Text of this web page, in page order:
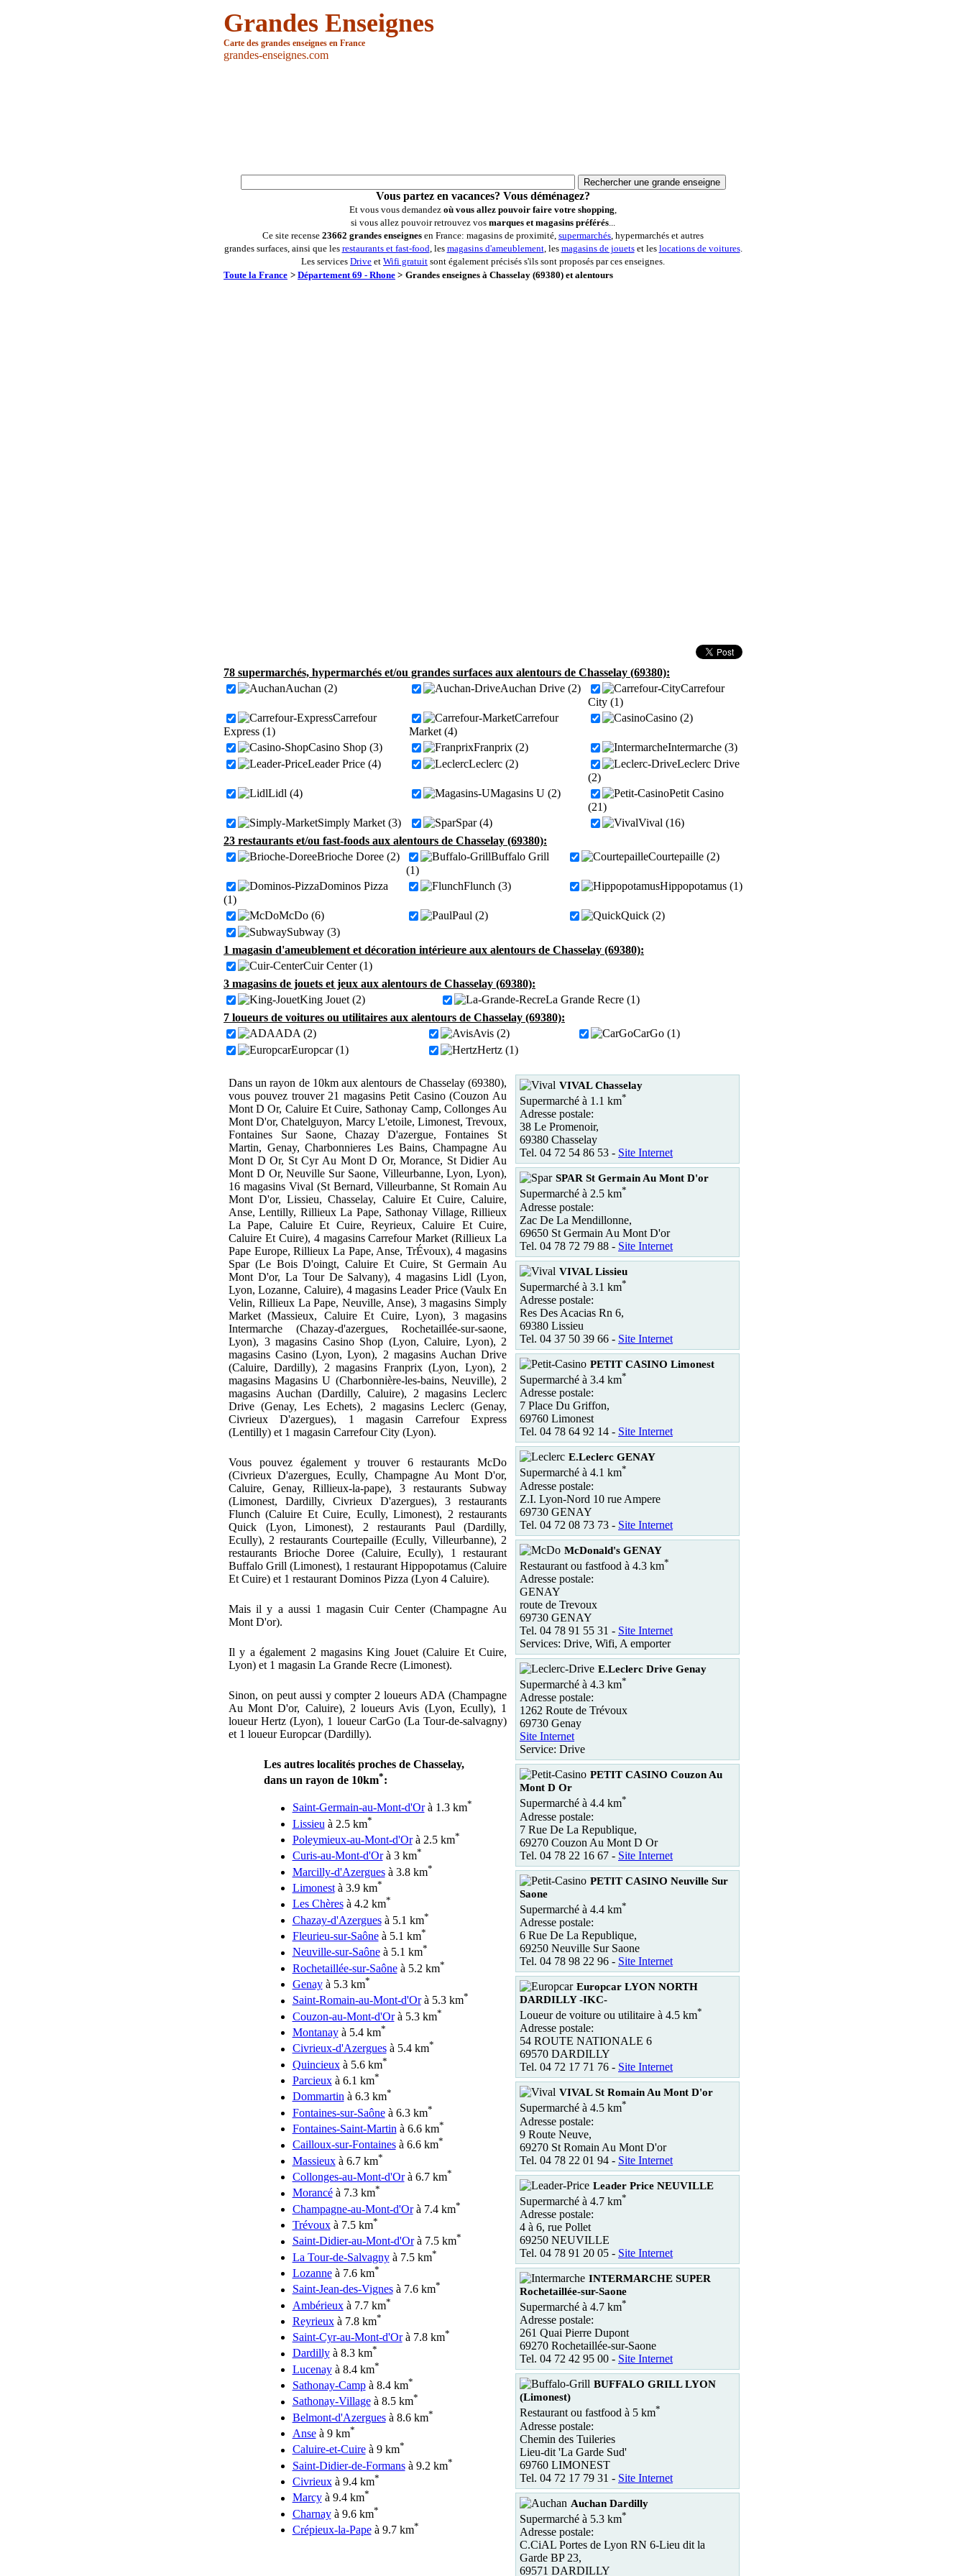
Grandes Enseignes
Carte des grandes enseignes en France
grandes-enseignes.com
Vous partez en vacances? Vous déménagez?
Et vous vous demandez où vous allez pouvoir faire votre shopping,
si vous allez pouvoir retrouvez vos marques et magasins préférés...
Ce site recense 23662 grandes enseignes en France: magasins de proximité, supermarchés, hypermarchés et autres
grandes surfaces, ainsi que les restaurants et fast-food, les magasins d'ameublement, les magasins de jouetset les locations de voitures.
Les services Drive et Wifi gratuit sont également précisés s'ils sont proposés par ces enseignes.
Toute la France > Département 69 - Rhone > Grandes enseignes à Chasselay (69380) et alentours
78 supermarchés, hypermarchés et/ou grandes surfaces aux alentours de Chasselay (69380):
Auchan (2)
Auchan Drive (2)
Carrefour
City (1)
Carrefour
Express (1)
Carrefour
Market (4)
Casino (2)
Casino Shop (3) Franprix (2)
Intermarche (3)
Leader Price (4)
Leclerc (2)
Leclerc Drive
(2)
Lidl (4)
Magasins U (2)
Petit Casino
(21)
Simply Market (3)
Spar (4)
Vival (16)
23 restaurants et/ou fast-foods aux alentours de Chasselay (69380):
Brioche Doree (2)
Buffalo Grill
(1)
Courtepaille (2)
Dominos Pizza
(1)
Flunch (3) Hippopotamus (1)
McDo (6) Paul (2)
Quick (2)
Subway (3)
1 magasin d'ameublement et décoration intérieure aux alentours de Chasselay (69380):
Cuir Center (1)
3 magasins de jouets et jeux aux alentours de Chasselay (69380):
King Jouet (2)
La Grande Recre (1)
7 loueurs de voitures ou utilitaires aux alentours de Chasselay (69380):
ADA (2)
Avis (2)
CarGo (1)
Europcar (1)
Hertz (1)
Dans un rayon de 10km aux alentours de Chasselay (69380),
vous pouvez trouver 21 magasins Petit Casino (Couzon Au
Mont D Or, Caluire Et Cuire, Sathonay Camp, Collonges Au
Mont D'or, Chatelguyon, Marcy L'etoile, Limonest, Trevoux,
Fontaines Sur Saone, Chazay D'azergue, Fontaines St
Martin, Genay, Charbonnieres Les Bains, Champagne Au
Mont D Or, St Cyr Au Mont D Or, Morance, St Didier Au
Mont D Or, Neuville Sur Saone, Villeurbanne, Lyon, Lyon),
16 magasins Vival (St Bernard, Villeurbanne, St Romain Au
Mont D'or, Lissieu, Chasselay, Caluire Et Cuire, Caluire,
Anse, Lentilly, Rillieux La Pape, Sathonay Village, Rillieux
La Pape, Caluire Et Cuire, Reyrieux, Caluire Et Cuire,
Caluire Et Cuire), 4 magasins Carrefour Market (Rillieux La
Pape Europe, Rillieux La Pape, Anse, TrÉvoux), 4 magasins
Spar (Le Bois D'oingt, Caluire Et Cuire, St Germain Au
Mont D'or, La Tour De Salvany), 4 magasins Lidl (Lyon,
Lyon, Lozanne, Caluire), 4 magasins Leader Price (Vaulx En
Velin, Rillieux La Pape, Neuville, Anse), 3 magasins Simply
Market (Massieux, Caluire Et Cuire, Lyon), 3 magasins
Intermarche (Chazay-d'azergues, Rochetaillée-sur-saone,
Lyon), 3 magasins Casino Shop (Lyon, Caluire, Lyon), 2
magasins Casino (Lyon, Lyon), 2 magasins Auchan Drive
(Caluire, Dardilly), 2 magasins Franprix (Lyon, Lyon), 2
magasins Magasins U (Charbonnière-les-bains, Neuville), 2
magasins Auchan (Dardilly, Caluire), 2 magasins Leclerc
Drive (Genay, Les Echets), 2 magasins Leclerc (Genay,
Civrieux D'azergues), 1 magasin Carrefour Express
(Lentilly) et 1 magasin Carrefour City (Lyon).
Vous pouvez également y trouver 6 restaurants McDo
(Civrieux D'azergues, Ecully, Champagne Au Mont D'or,
Caluire, Genay, Rillieux-la-pape), 3 restaurants Subway
(Limonest, Dardilly, Civrieux D'azergues), 3 restaurants
Flunch (Caluire Et Cuire, Ecully, Limonest), 2 restaurants
Quick (Lyon, Limonest), 2 restaurants Paul (Dardilly,
Ecully), 2 restaurants Courtepaille (Ecully, Villeurbanne), 2
restaurants Brioche Doree (Caluire, Ecully), 1 restaurant
Buffalo Grill (Limonest), 1 restaurant Hippopotamus (Caluire
Et Cuire) et 1 restaurant Dominos Pizza (Lyon 4 Caluire).
Mais il y a aussi 1 magasin Cuir Center (Champagne Au
Mont D'or).
Il y a également 2 magasins King Jouet (Caluire Et Cuire,
Lyon) et 1 magasin La Grande Recre (Limonest).
Sinon, on peut aussi y compter 2 loueurs ADA (Champagne
Au Mont D'or, Caluire), 2 loueurs Avis (Lyon, Ecully), 1
loueur Hertz (Lyon), 1 loueur CarGo (La Tour-de-salvagny)
et 1 loueur Europcar (Dardilly).
Les autres localités proches de Chasselay,
dans un rayon de 10km*:
Saint-Germain-au-Mont-d'Orà 1.3 km*
Lissieu à 2.5 km*
Poleymieux-au-Mont-d'Orà 2.5 km*
Curis-au-Mont-d'Orà 3 km*
Marcilly-d'Azerguesà 3.8 km*
Limonestà 3.9 km*
Les Chèresà 4.2 km*
Chazay-d'Azerguesà 5.1 km*
Fleurieu-sur-Saôneà 5.1 km*
Neuville-sur-Saôneà 5.1 km*
Rochetaillée-sur-Saôneà 5.2 km*
Genayà 5.3 km*
Saint-Romain-au-Mont-d'Orà 5.3 km*
Couzon-au-Mont-d'Orà 5.3 km*
Montanayà 5.4 km*
Civrieux-d'Azerguesà 5.4 km*
Quincieuxà 5.6 km*
Parcieuxà 6.1 km*
Dommartinà 6.3 km*
Fontaines-sur-Saôneà 6.3 km*
Fontaines-Saint-Martin à 6.6 km*
Cailloux-sur-Fontainesà 6.6 km*
Massieuxà 6.7 km*
Collonges-au-Mont-d'Orà 6.7 km*
Morancéà 7.3 km*
Champagne-au-Mont-d'Orà 7.4 km*
Trévouxà 7.5 km*
Saint-Didier-au-Mont-d'Orà 7.5 km*
La Tour-de-Salvagnyà 7.5 km*
Lozanneà 7.6 km*
Saint-Jean-des-Vignesà 7.6 km*
Ambérieuxà 7.7 km*
Reyrieuxà 7.8 km*
Saint-Cyr-au-Mont-d'Orà 7.8 km*
Dardillyà 8.3 km*
Lucenayà 8.4 km*
Sathonay-Campà 8.4 km*
Sathonay-Villageà 8.5 km*
Belmont-d'Azerguesà 8.6 km*
Anseà 9 km*
Caluire-et-Cuireà 9 km*
Saint-Didier-de-Formansà 9.2 km*
Civrieuxà 9.4 km*
Marcyà 9.4 km*
Charnayà 9.6 km*
Crépieux-la-Papeà 9.7 km*
VIVAL Chasselay
Supermarché à 1.1 km*
Adresse postale:
38 Le Promenoir,
69380 Chasselay
Tel. 04 72 54 86 53 - Site Internet
SPAR St Germain Au Mont D'or
Supermarché à 2.5 km*
Adresse postale:
Zac De La Mendillonne,
69650 St Germain Au Mont D'or
Tel. 04 78 72 79 88 - Site Internet
VIVAL Lissieu
Supermarché à 3.1 km*
Adresse postale:
Res Des Acacias Rn 6,
69380 Lissieu
Tel. 04 37 50 39 66 - Site Internet
PETIT CASINO Limonest
Supermarché à 3.4 km*
Adresse postale:
7 Place Du Griffon,
69760 Limonest
Tel. 04 78 64 92 14 - Site Internet
E.Leclerc GENAY
Supermarché à 4.1 km*
Adresse postale:
Z.I. Lyon-Nord 10 rue Ampere
69730 GENAY
Tel. 04 72 08 73 73 - Site Internet
McDonald's GENAY
Restaurant ou fastfood à 4.3 km*
Adresse postale:
GENAY
route de Trevoux
69730 GENAY
Tel. 04 78 91 55 31 - Site Internet
Services: Drive, Wifi, A emporter
E.Leclerc Drive Genay
Supermarché à 4.3 km*
Adresse postale:
1262 Route de Trévoux
69730 Genay
Site Internet
Service: Drive
PETIT CASINO Couzon Au
Mont D Or
Supermarché à 4.4 km*
Adresse postale:
7 Rue De La Republique,
69270 Couzon Au Mont D Or
Tel. 04 78 22 16 67 - Site Internet
PETIT CASINO Neuville Sur
Saone
Supermarché à 4.4 km*
Adresse postale:
6 Rue De La Republique,
69250 Neuville Sur Saone
Tel. 04 78 98 22 96 - Site Internet
Europcar LYON NORTH
DARDILLY -IKC-
Loueur de voiture ou utilitaire à 4.5 km*
Adresse postale:
54 ROUTE NATIONALE 6
69570 DARDILLY
Tel. 04 72 17 71 76 - Site Internet
VIVAL St Romain Au Mont D'or
Supermarché à 4.5 km*
Adresse postale:
9 Route Neuve,
69270 St Romain Au Mont D'or
Tel. 04 78 22 01 94 - Site Internet
Leader Price NEUVILLE
Supermarché à 4.7 km*
Adresse postale:
4 à 6, rue Pollet
69250 NEUVILLE
Tel. 04 78 91 20 05 - Site Internet
INTERMARCHE SUPER
Rochetaillée-sur-Saone
Supermarché à 4.7 km*
Adresse postale:
261 Quai Pierre Dupont
69270 Rochetaillée-sur-Saone
Tel. 04 72 42 95 00 - Site Internet
BUFFALO GRILL LYON
(Limonest)
Restaurant ou fastfood à 5 km*
Adresse postale:
Chemin des Tuileries
Lieu-dit 'La Garde Sud'
69760 LIMONEST
Tel. 04 72 17 79 31 - Site Internet
Auchan Dardilly
Supermarché à 5.3 km*
Adresse postale:
C.CiAL Portes de Lyon RN 6-Lieu dit la
Garde BP 23,
69571 DARDILLY